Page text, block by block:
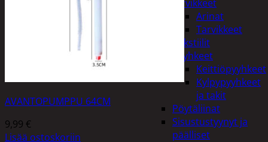
tarvikkeet
Arinat
Tarvikkeet
Kodintekstiilit
Pyyhkeet
Keittiöpyyhkeet
Kylpypyyhkeet
ja takit
Pöytäliinat
Sisustustyynyt ja
päälliset
AVANTOPUMPPU 64CM
9,99 €
Lisää ostoskoriin